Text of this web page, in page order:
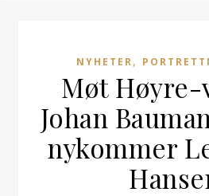
NYHETER,
Møt Høyre-
Johan
nykommer